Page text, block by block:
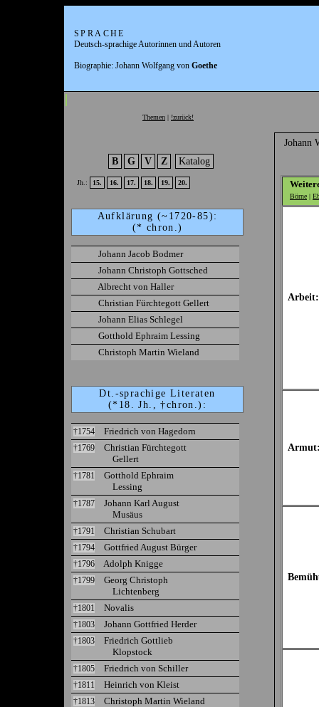
SPRACHE
Deutsch-sprachige Autorinnen und Autoren
Biographie: Johann Wolfgang von Goethe
Themen | !zurück!
B G V Z Katalog
Jh.: 15. 16. 17. 18. 19. 20.
Aufklärung (~1720-85):
(* chron.)
Johann Jacob Bodmer
Johann Christoph Gottsched
Albrecht von Haller
Christian Fürchtegott Gellert
Johann Elias Schlegel
Gotthold Ephraim Lessing
Christoph Martin Wieland
Dt.-sprachige Literaten
(*18. Jh., †chron.):
†1754 Friedrich von Hagedorn
†1769
Christian Fürchtegott
Gellert
†1781
Gotthold Ephraim
Lessing
†1787
Johann Karl August
Musäus
†1791 Christian Schubart
†1794 Gottfried August Bürger
†1796 Adolph Knigge
†1799
Georg Christoph
Lichtenberg
†1801 Novalis
†1803 Johann Gottfried Herder
†1803
Friedrich Gottlieb
Klopstock
†1805 Friedrich von Schiller
†1811 Heinrich von Kleist
†1813 Christoph Martin Wieland
Johann
Börne |
Arbeit: